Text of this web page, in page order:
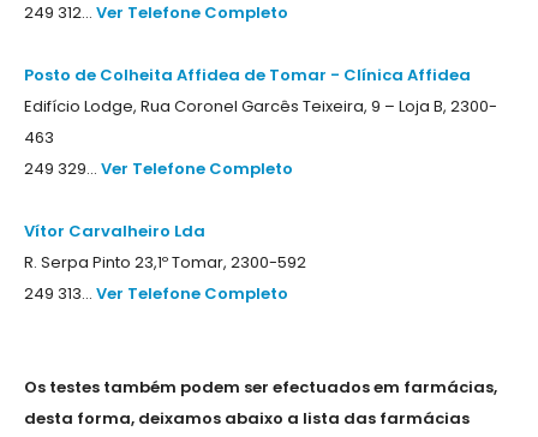
249 312... Ver Telefone Completo
Posto de Colheita Affidea de Tomar - Clínica Affidea
Edifício Lodge, Rua Coronel Garcês Teixeira, 9 – Loja B, 2300-
463
249 329... Ver Telefone Completo
Vítor Carvalheiro Lda
R. Serpa Pinto 23,1º Tomar, 2300-592
249 313... Ver Telefone Completo
Os testes também podem ser efectuados em farmácias,
desta forma, deixamos abaixo a lista das farmácias